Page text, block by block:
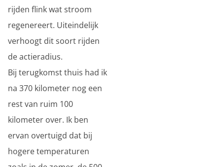
rijden flink wat stroom
regenereert. Uiteindelijk
verhoogt dit soort rijden
de actieradius.
Bij terugkomst thuis had ik
na 370 kilometer nog een
rest van ruim 100
kilometer over. Ik ben
ervan overtuigd dat bij
hogere temperaturen